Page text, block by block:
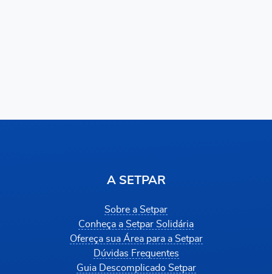
A SETPAR
Sobre a Setpar
Conheça a Setpar Solidária
Ofereça sua Área para a Setpar
Dúvidas Frequentes
Guia Descomplicado Setpar